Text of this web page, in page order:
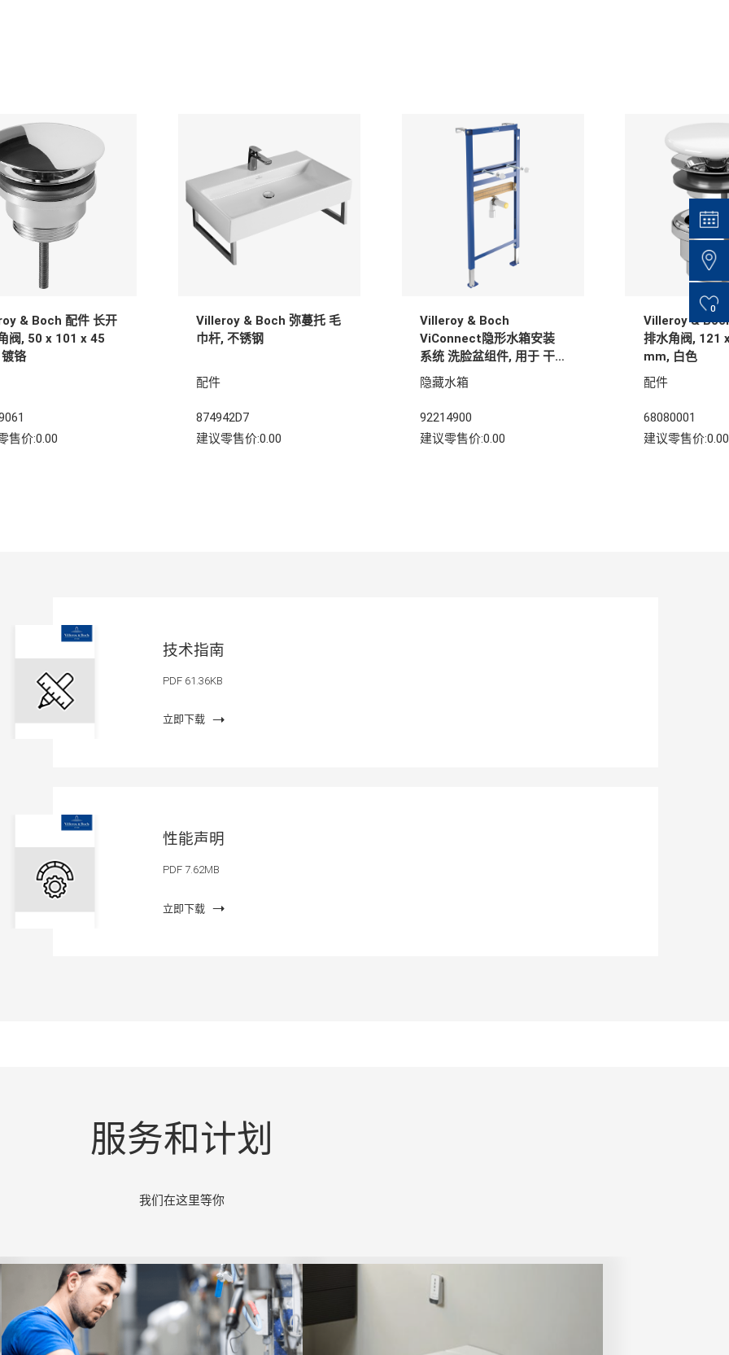
0
& Boch 配件 长开
阀, 50 x 101 x 45
铬
售价:0.00
Villeroy & Boch 弥蔓托 毛
巾杆, 不锈钢
配件
874942D7
建议零售价:0.00
Villeroy & Boch
ViConnect隐形水箱安装
系统 洗脸盆组件, 用于 干
砌墙结构, 525 x 75 x
1120 mm
隐藏水箱
92214900
建议零售价:0.00
Villeroy &
排水角阀, 121
mm, 白色
配件
68080001
建议零售价:0.00
技术指南
PDF 61.36KB
立即下载
性能声明
PDF 7.62MB
立即下载
服务和计划
我们在这里等你